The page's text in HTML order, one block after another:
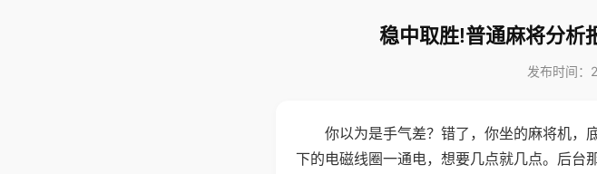
稳中取胜!普通麻将分析
发布时间
你以为是手气差？错了，你坐的麻将机，
下的电磁线圈一通电，想要几点就几点。后台